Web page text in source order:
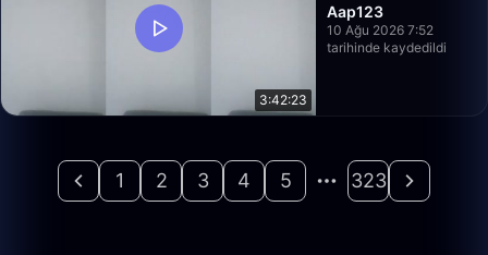
3:42:23
Aap123
10 Ağu 2026 7:52
tarihinde kaydedildi
1 2 3 4 5 323